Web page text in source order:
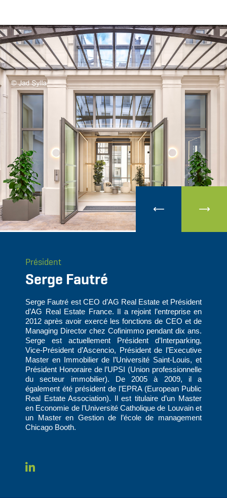
Président
Serge Fautré
Serge Fautré est CEO d’AG Real Estate et Président
d’AG Real Estate France. Il a rejoint l’entreprise en
2012 après avoir exercé les fonctions de CEO et de
Managing Director chez Cofinimmo pendant dix ans.
Serge est actuellement Président d’Interparking,
Vice-Président d’Ascencio, Président de l’Executive
Master en Immobilier de l’Université Saint-Louis, et
Président Honoraire de l’UPSI (Union professionnelle
du secteur immobilier). De 2005 à 2009, il a
également été président de l’EPRA (European Public
Real Estate Association). Il est titulaire d’un Master
en Economie de l’Université Catholique de Louvain et
un Master en Gestion de l’école de management
Chicago Booth.